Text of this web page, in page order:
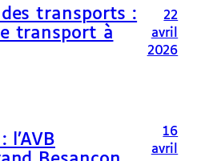
transports :
transport à
22
avril
2026
16
avril